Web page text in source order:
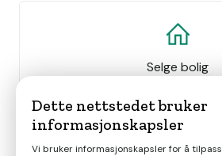
Selge bolig
Dette nettstedet bruker
informasjonskapsler
Vi bruker informasjonskapsler for å